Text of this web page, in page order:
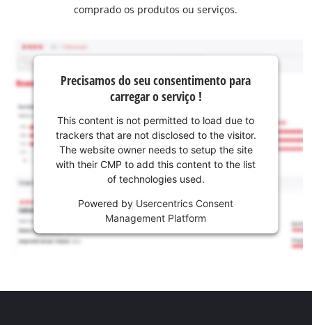
comprado os produtos ou serviços.
Precisamos do seu consentimento para
carregar o serviço !
This content is not permitted to load due to
trackers that are not disclosed to the visitor.
The website owner needs to setup the site
with their CMP to add this content to the list
of technologies used.
Powered by Usercentrics Consent
Management Platform